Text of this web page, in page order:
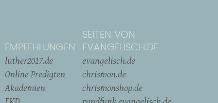
EMPFEHLUNGEN
luther2017.de
Online Predigten
Akademien
SEITEN VON
EVANGELISCH.DE
evangelisch.de
chrismon.de
chrismonshop.de